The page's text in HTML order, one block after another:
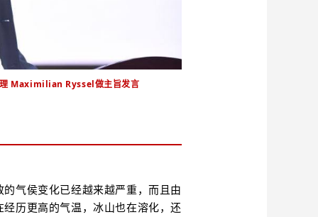
理 Maximilian Ryssel做主旨发言
气侯变化已经越来越严重，而且由
历更高的气温，冰山也在溶化，还